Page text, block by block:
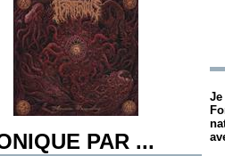
PAR ...